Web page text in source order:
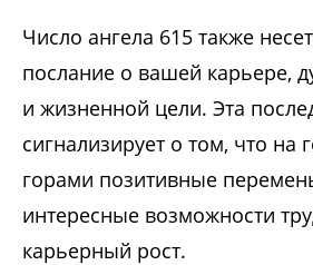
Число ангела 615 также
послание о вашей карьере,
и жизненной цели. Эта
сигнализирует о том, что на
горами позитивные
интересные возможности
карьерный рост.